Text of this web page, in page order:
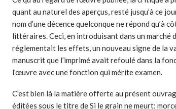
quant au naturel des aperçus, resté jusqu’à ce
nom d’une décence quelconque ne répond qu’à
littéraires. Ceci, en introduisant dans un marché
réglementait les effets, un nouveau signe de la
manuscrit que l’imprimé avait refoulé dans la
l’œuvre avec une fonction qui mérite examen.
C’est bien là la matière offerte au présent
éditées sous le titre de Si le grain ne meurt;